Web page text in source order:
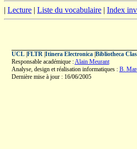
| Lecture | Liste du vocabulaire | Index
UCL| FLTR| Itinera Electronica| Bibliotheca
Responsable académique :Alain Meurant
Analyse, design et réalisation informatiques : B.
Dernière mise à jour : 16/06/2005